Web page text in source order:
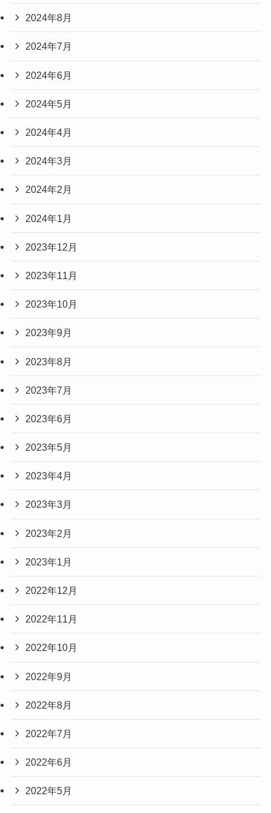
2024年8月
2024年7月
2024年6月
2024年5月
2024年4月
2024年3月
2024年2月
2024年1月
2023年12月
2023年11月
2023年10月
2023年9月
2023年8月
2023年7月
2023年6月
2023年5月
2023年4月
2023年3月
2023年2月
2023年1月
2022年12月
2022年11月
2022年10月
2022年9月
2022年8月
2022年7月
2022年6月
2022年5月